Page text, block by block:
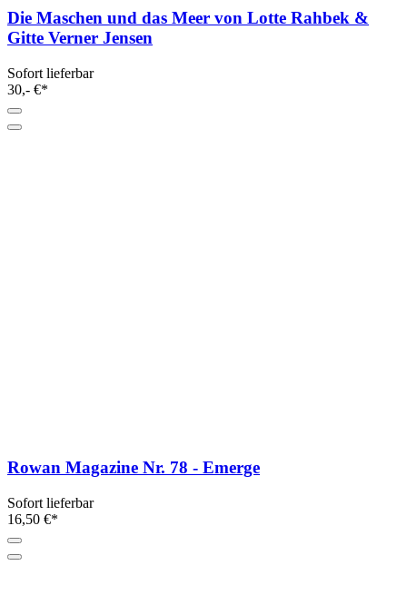
Die Maschen und das Meer von Lotte Rahbek &
Gitte Verner Jensen
Sofort lieferbar
30,- €*
Rowan Magazine Nr. 78 - Emerge
Sofort lieferbar
16,50 €*